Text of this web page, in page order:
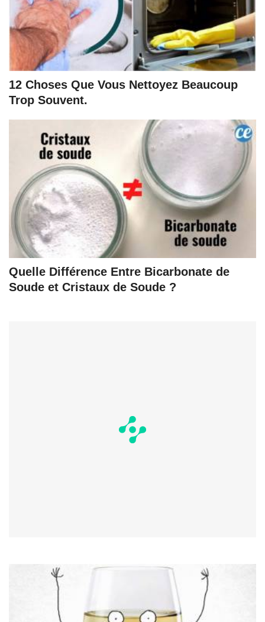
12 Choses Que Vous Nettoyez Beaucoup
Trop Souvent.
Quelle Différence Entre Bicarbonate de
Soude et Cristaux de Soude ?